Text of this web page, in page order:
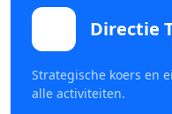
Directie
Strategische koers en
alle activiteiten.